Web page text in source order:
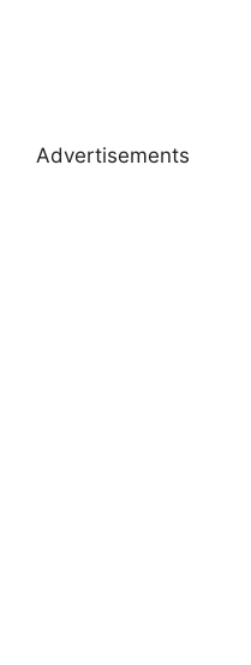
Advertisements